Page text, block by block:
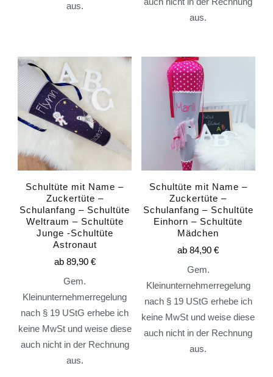
aus.
aus.
Schultüte mit Name –
Zuckertüte –
Schulanfang – Schultüte
Weltraum – Schultüte
Junge -Schultüte
Astronaut
ab 89,90 €
Gem.
Kleinunternehmerregelung
nach § 19 UStG erhebe ich
keine MwSt und weise diese
auch nicht in der Rechnung
aus.
Schultüte mit Name –
Zuckertüte –
Schulanfang – Schultüte
Einhorn – Schultüte
Mädchen
ab84,90€
Gem.
Kleinunternehmerregelung
nach § 19 UStG erhebe ich
keine MwSt und weise diese
auch nicht in der Rechnung
aus.